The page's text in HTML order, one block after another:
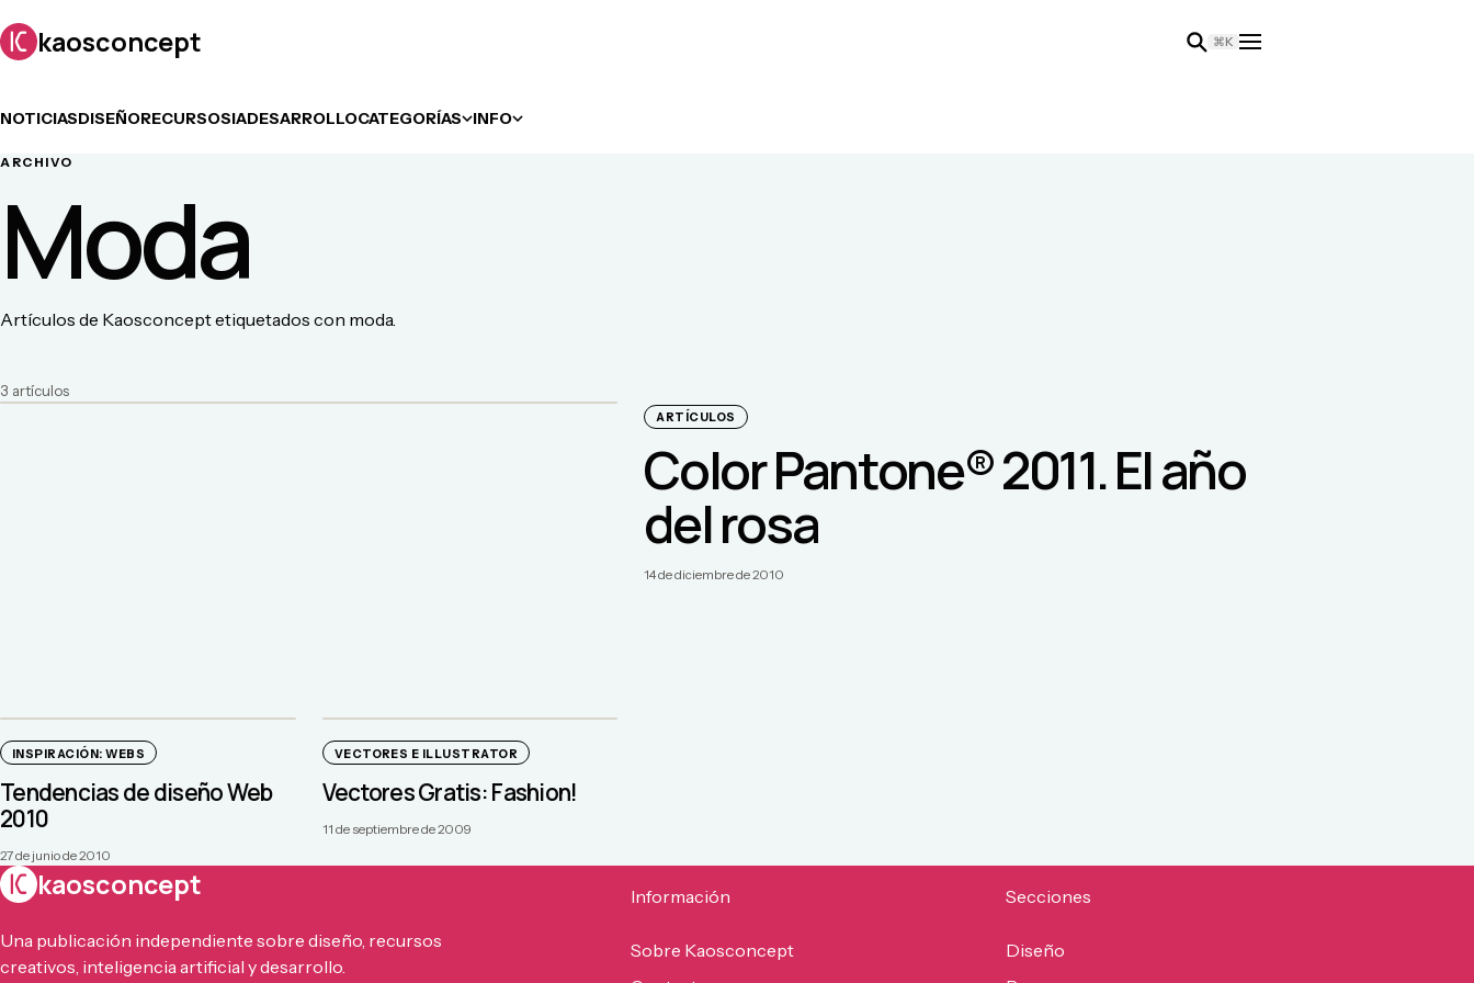
kaosconcept ⌘K
NOTICIASDISEÑORECURSOSIADESARROLLOCATEGORÍAS INFO
ARCHIVO
Moda
Artículos de Kaosconcept etiquetados con moda.
3 artículos
ARTÍCULOS
Color Pantone® 2011. El año
del rosa
14 de diciembre de 2010
INSPIRACIÓN: WEBS
Tendencias de diseño Web
2010
27 de junio de 2010
VECTORES E ILLUSTRATOR
Vectores Gratis: Fashion!
11 de septiembre de 2009
kaosconcept
Una publicación independiente sobre diseño, recursos
creativos, inteligencia artificial y desarrollo.
Información
Sobre Kaosconcept
Secciones
Diseño